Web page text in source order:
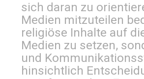
sich daran zu
Medien mitzuteilen
religiöse Inhalte auf
Medien zu setzen,
und
hinsichtlich